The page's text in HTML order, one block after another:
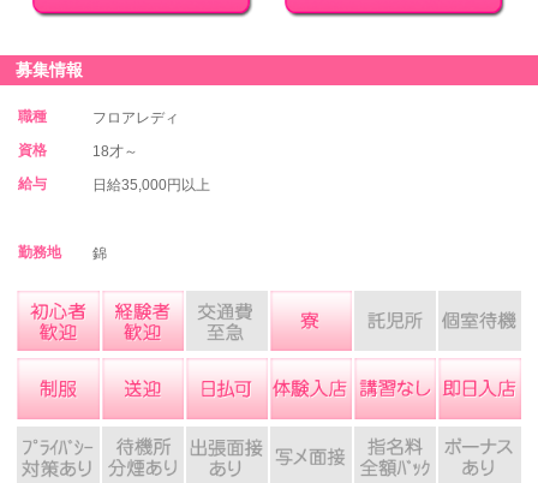
募集情報
職種
フロアレディ
資格
18才～
給与
日給35,000円以上
勤務地 錦